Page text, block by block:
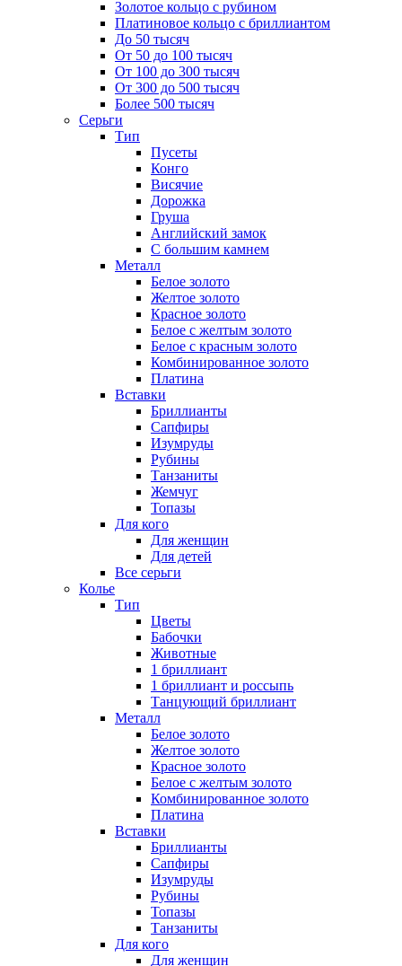
Золотое кольцо с рубином
Платиновое кольцо с бриллиантом
До 50 тысяч
От 50 до 100 тысяч
От 100 до 300 тысяч
От 300 до 500 тысяч
Более 500 тысяч
Серьги
Тип
Пусеты
Конго
Висячие
Дорожка
Груша
Английский замок
С большим камнем
Металл
Белое золото
Желтое золото
Красное золото
Белое с желтым золото
Белое с красным золото
Комбинированное золото
Платина
Вставки
Бриллианты
Сапфиры
Изумруды
Рубины
Танзаниты
Жемчуг
Топазы
Для кого
Для женщин
Для детей
Все серьги
Колье
Тип
Цветы
Бабочки
Животные
1 бриллиант
1 бриллиант и россыпь
Танцующий бриллиант
Металл
Белое золото
Желтое золото
Красное золото
Белое с желтым золото
Комбинированное золото
Платина
Вставки
Бриллианты
Сапфиры
Изумруды
Рубины
Топазы
Танзаниты
Для кого
Для женщин